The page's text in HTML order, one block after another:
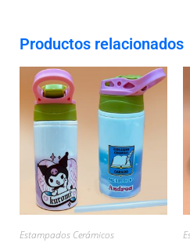
Productos relacionados
Estampados Cerámicos